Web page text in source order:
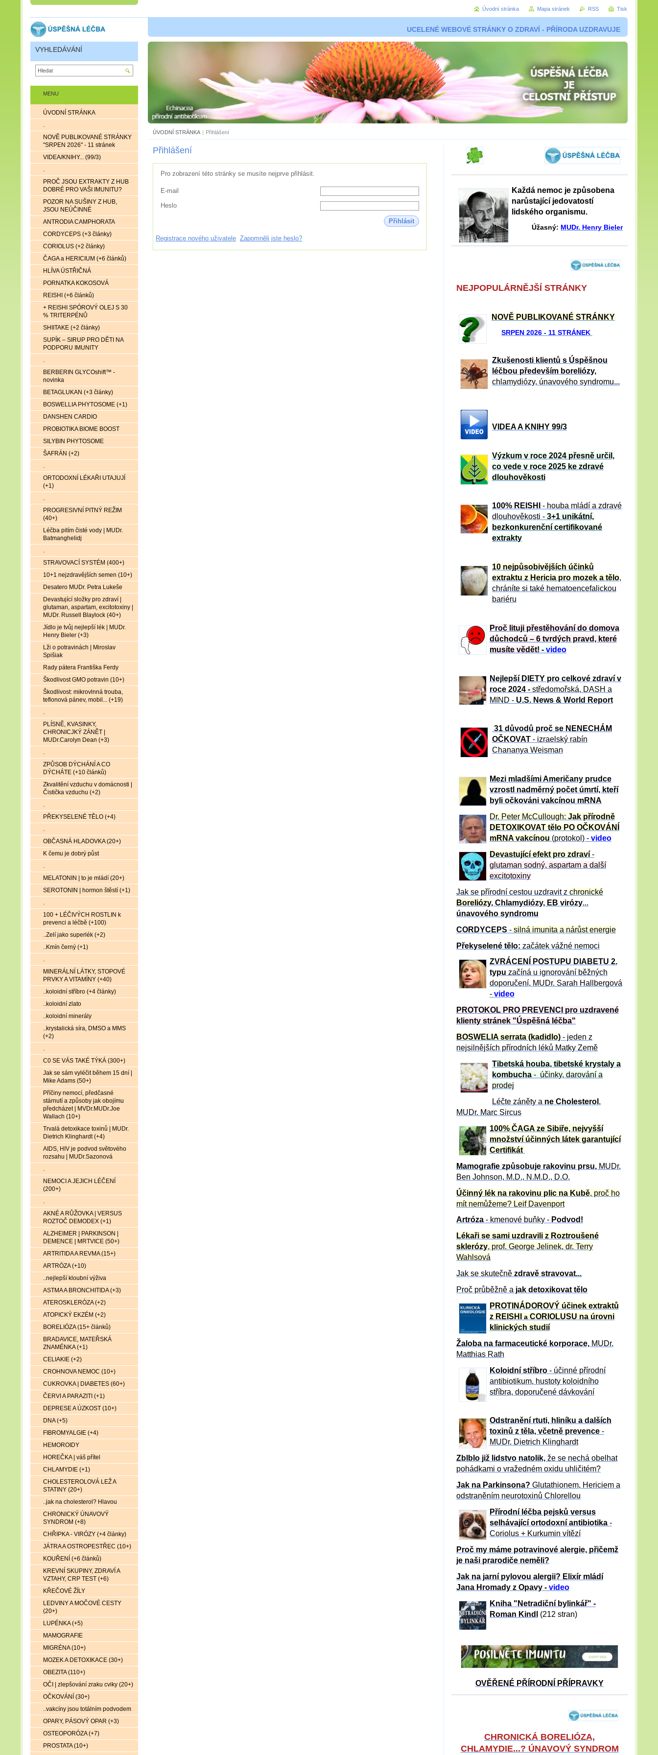
UCELENÉ WEBOVÉ STRÁNKY O ZDRAVÍ - PŘÍRODA UZDRAVUJE
ÚVODNÍ STRÁNKA | Přihlášení
Přihlášení
Pro zobrazení této stránky se musíte nejprve přihlásit.
E-mail
Heslo
Přihlásit
Registrace nového uživatele Zapomněli jste heslo?
Každá nemoc je způsobena
narůstající jedovatostí
lidského organismu.
Úžasný: MUDr. Henry Bieler
NEJPOPULÁRNĚJŠÍ STRÁNKY
NOVĚ PUBLIKOVANÉ STRÁNKY
SRPEN 2026 - 11 STRÁNEK
Zkušenosti klientů s Úspěšnou
léčbou především boreliózy,
chlamydiózy, únavového syndromu...
VIDEA A KNIHY 99/3
Výzkum v roce 2024 přesně určil,
co vede v roce 2025 ke zdravé
dlouhověkosti
100% REISHI
- houba mládí a zdravé
dlouhověkosti - 3+1 unikátní,
bezkonkurenční certifikované
extrakty
10 nejpůsobivějších účinků
extraktu z Hericia pro mozek a tělo,
chráníte si také hematoencefalickou
bariéru
Proč lituji přestěhování do domova
důchodců – 6 tvrdých pravd, které
musíte vědět! - video
Nejlepší DIETY pro celkové zdraví v
roce 2024 - středomořská, DASH a
MIND - U.S. News & World Report
31 důvod ů proč se NENECHÁM
OČKOVAT - izraelský rabín
Chananya Weisman
Mezi mladšími Američany prudce
vzrostl nadměrný počet úmrtí, kteří
byli očkováni vakcínou mRNA
Dr. Peter McCullough: Jak přírodně
DETOXIKOVAT tělo PO OČKOVÁNÍ
mRNA vakcínou (protokol) - video
Devastující efekt pro zdraví-
glutaman sodný, aspartam a další
excitotoxiny
Jak se přírodní cestou uzdravit z chronické
Boreliózy, Chlamydiózy, EB virózy...
únavového syndromu
CORDYCEPS - silná imunita a nárůst energie
Překyselené tělo: začátek vážné nemoci
ZVRÁCE NÍ POSTUPU DIABETU 2.
typu začíná u ignorování běžných
doporučení, MUDr. Sarah Hallbergová
- video
PROTOKOL PRO PREVENCI pro uzdravené
klienty stránek "Úspěšná léčba"
BOSWELIA serrata (kadidlo) - jeden z
nejsilnějších přírodních léků Matky Země
Tibetská houba, tibetské krystaly a
kombucha - účinky, darování a
prodej
Léčte záněty a ne Cholesterol ,
MUDr. Marc Sircus
100% ČAGA ze Sibiře, nejvyšší
množství účinných látek garantující
Certifikát
Mamografie způsobuje rakovinu prsu, MUDr.
Ben Johnson, M.D., N.M.D., D.O.
Účinný lék na rakovinu plic na Kubě, proč ho
mít nemůžeme? Leif Davenport
Artróza - kmenové buňky - Podvod!
Lékaři se sami uzdravili z Roztroušené
sklerózy, prof. George Jelinek, dr. Terry
Wahlsová
Jak se skutečně zdravě stravovat...
Proč průběžně a jak detoxikovat tělo
PROTINÁDOROVÝ účinek extraktů
z REISHI a CORIOLUSU na úrovni
klinických studií
Žaloba na farmaceutické korporace, MUDr.
Matthias Rath
Koloidní stříbro- účinné přírodní
antibiotikum, hustoty koloidního
stříbra, doporučené dávkování
Odstranění rtuti, hliníku a dalších
toxinů z těla, včetně prevence -
MUDr. Dietrich Klinghardt
Zblblo již lidstvo natolik, že se nechá obelhat
pohádkami o vražedném oxidu uhličitém?
Jak na Parkinsona? Glutathionem, Hericiem a
odstraněním neurotoxinů Chlorellou
Přírodní léčba pejsků versus
selhávající ortodoxní antibiotika -
Coriolus + Kurkumin vítězí
Proč my máme potravinové alergie, přičemž
je naši prarodiče neměli?
Jak na jarní pylovou alergii? Elixír mládí
Jana Hromady z Opavy - video
Kniha "Netradiční bylinkář" -
Roman Kindl
(212 stran)
OVĚŘENÉ PŘÍRODNÍ PŘÍPRAVKY
CHRONICKÁ BORELIÓZA,
CHLAMYDIE...? ÚNAVOVÝ SYNDROM
MENU
ÚVODNÍ STRÁNKA
.
NOVĚ PUBLIKOVANÉ STRÁNKY
"SRPEN 2026" - 11 stránek
VIDEA/KNIHY... (99/3)
.
PROČ JSOU EXTRAKTY Z HUB
DOBRÉ PRO VAŠI IMUNITU?
POZOR NA SUŠINY Z HUB,
JSOU NEÚČINNÉ
ANTRODIA CAMPHORATA
CORDYCEPS (+3 články)
CORIOLUS (+2 články)
ČAGA a HERICIUM (+6 článků)
HLÍVA ÚSTŘIČNÁ
PORNATKA KOKOSOVÁ
REISHI (+6 článků)
+ REISHI SPÓROVÝ OLEJ S 30
% TRITERPÉNŮ
SHIITAKE (+2 články)
SUPÍK – SIRUP PRO DĚTI NA
PODPORU IMUNITY
.
BERBERIN GLYCOshift™ -
novinka
BETAGLUKAN (+3 články)
BOSWELLIA PHYTOSOME (+1)
DANSHEN CARDIO
PROBIOTIKA BIOME BOOST
SILYBIN PHYTOSOME
ŠAFRÁN (+2)
.
ORTODOXNÍ LÉKAŘI UTAJUJÍ
(+1)
.
PROGRESIVNÍ PITNÝ REŽIM
(40+)
Léčba pitím čisté vody | MUDr.
Batmanghelidj
.
STRAVOVACÍ SYSTÉM (400+)
10+1 nejzdravějších semen (10+)
Desatero MUDr. Petra Lukeše
Devastující složky pro zdraví |
glutaman, aspartam, excitotoxiny |
MUDr. Russell Blaylock (40+)
Jídlo je tvůj nejlepší lék | MUDr.
Henry Bieler (+3)
Lži o potravinách | Miroslav
Spišiak
Rady pátera Františka Ferdy
Škodlivost GMO potravin (10+)
Škodlivost: mikrovlnná trouba,
teflonová pánev, mobil... (+19)
.
PLÍSNĚ, KVASINKY,
CHRONICJKÝ ZÁNĚT |
MUDr.Carolyn Dean (+3)
.
ZPŮSOB DÝCHÁNÍ A CO
DÝCHÁTE (+10 článků)
Zkvalitění vzduchu v domácnosti |
Čistička vzduchu (+2)
.
PŘEKYSELENÉ TĚLO (+4)
.
OBČASNÁ HLADOVKA (20+)
K čemu je dobrý půst
.
MELATONIN | to je mládí (20+)
SEROTONIN | hormon štěstí (+1)
.
100 + LÉČIVÝCH ROSTLIN k
prevenci a léčbě (+100)
..Zelí jako superlék (+2)
..Kmín černý (+1)
.
MINERÁLNÍ LÁTKY, STOPOVÉ
PRVKY A VITAMÍNY (+40)
..koloidní stříbro (+4 články)
..koloidní zlato
..koloidní minerály
..krystalická síra, DMSO a MMS
(+2)
.
C0 SE VÁS TAKÉ TÝKÁ (300+)
Jak se sám vyléčit během 15 dní |
Mike Adams (50+)
Příčiny nemocí, předčasné
stárnutí a způsoby jak obojímu
předcházet | MVDr.MUDr.Joe
Wallach (10+)
Trvalá detoxikace toxinů | MUDr.
Dietrich Klinghardt (+4)
AIDS, HIV je podvod světového
rozsahu | MUDr.Sazonová
.
NEMOCI A JEJICH LÉČENÍ
(200+)
.
AKNÉ A RŮŽOVKA | VERSUS
ROZTOČ DEMODEX (+1)
ALZHEIMER | PARKINSON |
DEMENCE | MRTVICE (50+)
ARTRITIDA A REVMA (15+)
ARTRÓZA (+10)
..nejlepší kloubní výživa
ASTMA A BRONCHITIDA (+3)
ATEROSKLERÓZA (+2)
ATOPICKÝ EKZÉM (+2)
BORELIÓZA (15+ článků)
BRADAVICE, MATEŘSKÁ
ZNAMÉNKA (+1)
CELIAKIE (+2)
CROHNOVA NEMOC (10+)
CUKROVKA | DIABETES (60+)
ČERVI A PARAZITI (+1)
DEPRESE A ÚZKOST (10+)
DNA (+5)
FIBROMYALGIE (+4)
HEMOROIDY
HOREČKA | váš přítel
CHLAMYDIE (+1)
CHOLESTEROLOVÁ LEŽ A
STATINY (20+)
..jak na cholesterol? Hlavou
CHRONICKÝ ÚNAVOVÝ
SYNDROM (+8)
CHŘIPKA - VIRÓZY (+4 články)
JÁTRA A OSTROPESTŘEC (10+)
KOUŘENÍ (+6 článků)
KREVNÍ SKUPINY, ZDRAVÍ A
VZTAHY, CRP TEST (+6)
KŘEČOVÉ ŽÍLY
LEDVINY A MOČOVÉ CESTY
(20+)
LUPÉNKA (+5)
MAMOGRAFIE
MIGRÉNA (10+)
MOZEK A DETOXIKACE (30+)
OBEZITA (110+)
OČI | zlepšování zraku cviky (20+)
OČKOVÁNÍ (30+)
..vakcíny jsou totálním podvodem
OPARY, PÁSOVÝ OPAR (+3)
OSTEOPORÓZA (+7)
PROSTATA (10+)
VYHLEDÁVÁNÍ
Úvodní stránka Mapa stránek RSS Tisk